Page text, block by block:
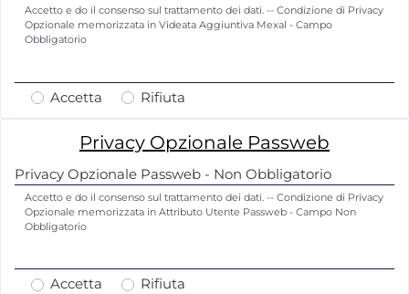
Accetto e do il consenso sul trattamento dei dati. -- Condizione di Privacy
Opzionale memorizzata in Videata Aggiuntiva Mexal - Campo
Obbligatorio
Accetta Rifiuta
Privacy Opzionale Passweb
Privacy Opzionale Passweb - Non Obbligatorio
Privacy Opzionale Passweb - Non Obbligatorio
Accetto e do il consenso sul trattamento dei dati. -- Condizione di Privacy
Opzionale memorizzata in Attributo Utente Passweb - Campo Non
Obbligatorio
Accetta Rifiuta